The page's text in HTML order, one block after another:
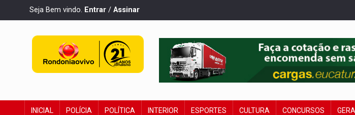
Seja Bem vindo. Entrar / Assinar
INICIAL POLÍCIA POLÍTICA INTERIOR ESPORTES CULTURA CONCURSOS